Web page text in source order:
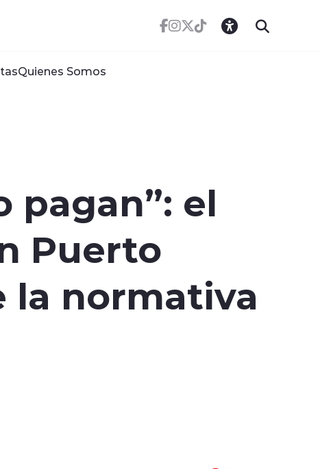
Quienes Somos
pagan”: el
Puerto
la normativa